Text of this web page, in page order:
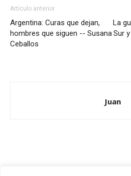
Artículo anterior
Argentina: Curas que dejan,
hombres que siguen -- Susana
Ceballos
La
Sur
Juan